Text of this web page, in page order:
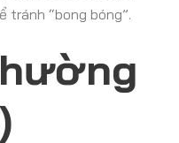
tránh “bong bóng”.